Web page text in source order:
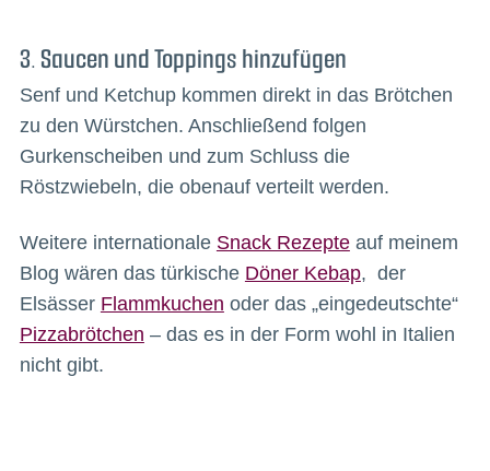
3. Saucen und Toppings hinzufügen
Senf und Ketchup kommen direkt in das Brötchen
zu den Würstchen. Anschließend folgen
Gurkenscheiben und zum Schluss die
Röstzwiebeln, die obenauf verteilt werden.
Weitere internationale Snack Rezepteauf meinem
Blog wären das türkische Döner Kebap, der
Elsässer Flammkuchen oder das „eingedeutschte“
Pizzabrötchen – das es in der Form wohl in Italien
nicht gibt.